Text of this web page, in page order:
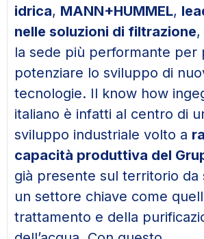
idrica, MANN+HUMMEL,
nelle soluzioni di filtrazione,
la sede più performante per
potenziare lo sviluppo di
tecnologie. Il know how
italiano è infatti al centro di
sviluppo industriale volto a
capacità produttiva del
già presente sul territorio da
un settore chiave come
trattamento e della